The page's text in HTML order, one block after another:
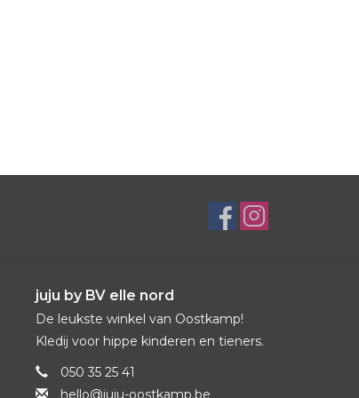
juju by BV elle nord
De leukste winkel van Oostkamp!
Kledij voor hippe kinderen en tieners.
050 35 25 41
hello@juju-oostkamp.be